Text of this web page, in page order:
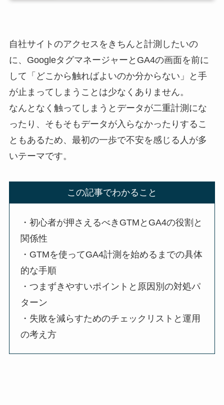
自社サイトのアクセスをきちんと計測したいの
に、GoogleタグマネージャーとGA4の画面を前に
して「どこから触ればよいのか分からない」と手
が止まってしまうことは少なくありません。
なんとなく触ってしまうとデータが二重計測にな
ったり、そもそもデータが入らなかったりするこ
ともあるため、最初の一歩で不安を感じる人が多
いテーマです。
この記事でわかること
・初心者が押さえるべきGTMとGA4の役割と
関係性
・GTMを使ってGA4計測を始めるまでの具体
的な手順
・つまずきやすいポイントと原因別の対処パ
ターン
・失敗を減らすためのチェックリストと運用
の考え方